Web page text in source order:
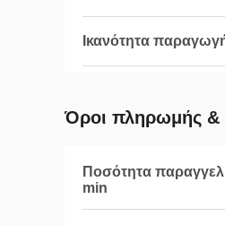
Ικανότητα
Όροι πληρωμής &
Ποσότητα
min